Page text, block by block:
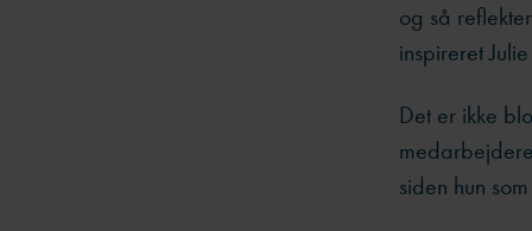
og så
inspireret
Det er ikke
siden hun